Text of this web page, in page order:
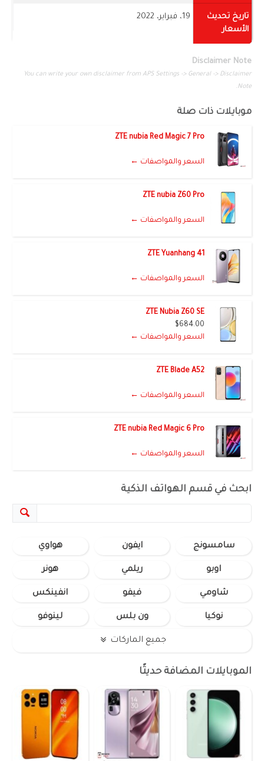
تاريخ تحديث
الأسعار
19، فبراير، 2022
Disclaimer Note
You can write your own disclaimer from APS Settings -> General -> Disclaimer
Note.
موبايلات ذات صلة
ZTE nubia Red Magic 7 Pro
السعر والمواصفات ←
ZTE nubia Z60 Pro
السعر والمواصفات ←
ZTE Yuanhang 41
السعر والمواصفات ←
ZTE Nubia Z60 SE
$684.00
السعر والمواصفات ←
ZTE Blade A52
السعر والمواصفات ←
ZTE nubia Red Magic 6 Pro
السعر والمواصفات ←
ابحث في قسم الهواتف الذكية
سامسونج ايفون هواوي
اوبو ريلمي هونر
شاومي فيفو انفينكس
نوكيا ون بلس لينوفو
جميع الماركات
الموبايلات المضافة حديثًا